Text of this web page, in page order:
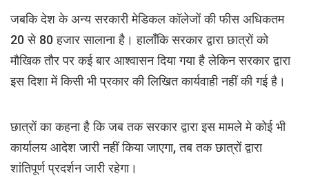
जबकि देश के अन्य सरकारी मेडिकल कॉलेजों की फीस अधिकतम
20 से 80 हजार सालाना है। हालाँकि सरकार द्वारा छात्रों को
मौखिक तौर पर कई बार आश्वासन दिया गया है लेकिन सरकार द्वारा
इस दिशा में किसी भी प्रकार की लिखित कार्यवाही नहीं की गई है।
छात्रों का कहना है कि जब तक सरकार द्वारा इस मामले मे कोई भी
कार्यालय आदेश जारी नहीं किया जाएगा, तब तक छात्रों द्वारा
शांतिपूर्ण प्रदर्शन जारी रहेगा।